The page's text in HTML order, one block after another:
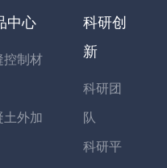
中心
控制材
土外加
科研创
新
科研团
队
科研平